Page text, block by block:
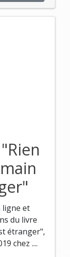
ligne et
du livre
étranger",
chez ....